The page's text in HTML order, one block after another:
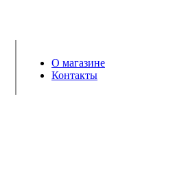
О магазине
Контакты